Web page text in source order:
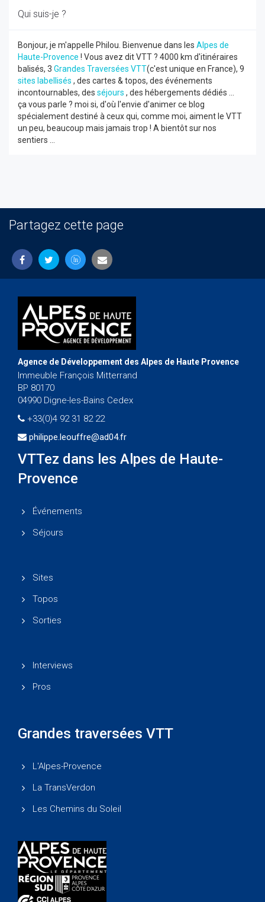
Qui suis-je ?
Bonjour, je m'appelle Philou. Bienvenue dans les Alpes de
Haute-Provence ! Vous avez dit VTT ? 4000 km d'itinéraires
balisés, 3 Grandes Traversées VTT(c'est unique en France), 9
sites labellisés , des cartes & topos, des événements
incontournables, des séjours , des hébergements dédiés ...
ça vous parle ? moi si, d'où l'envie d'animer ce blog
spécialement destiné à ceux qui, comme moi, aiment le VTT
un peu, beaucoup mais jamais trop ! A bientôt sur nos
sentiers ...
Partagez cette page
Agence de Développement des Alpes de Haute Provence
Immeuble François Mitterrand
BP 80170
04990 Digne-les-Bains Cedex
+33(0)4 92 31 82 22
philippe.leouffre@ad04.fr
VTTez dans les Alpes de Haute-
Provence
Événements
Séjours
Sites
Topos
Sorties
Interviews
Pros
Grandes traversées VTT
L'Alpes-Provence
La TransVerdon
Les Chemins du Soleil